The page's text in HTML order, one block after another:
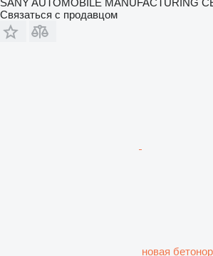
Связаться с продавцом
новая